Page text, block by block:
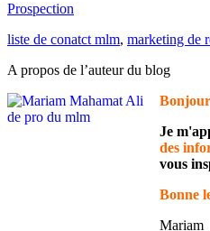
Prospection
liste de conatct mlm, marketing de
A propos de l’auteur du blog
Bonjour
Je
des
vous
Bonne
Mariam